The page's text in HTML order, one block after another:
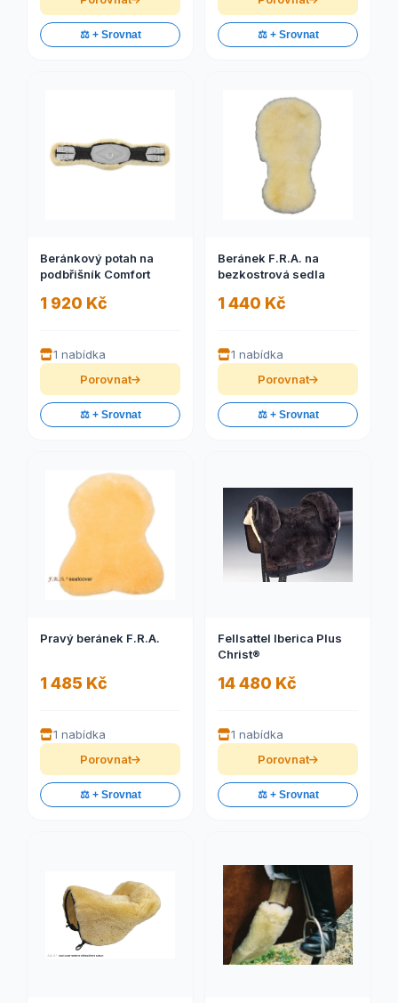
⚖️ + Srovnat ⚖️ + Srovnat
Beránkový potah na
podbřišník Comfort
1 920 Kč
1 nabídka
Porovnat
⚖️ + Srovnat
Beránek F.R.A. na
bezkostrová sedla
1 440 Kč
1 nabídka
Porovnat
⚖️ + Srovnat
Pravý beránek F.R.A.
1 485 Kč
1 nabídka
Porovnat
⚖️ + Srovnat
Fellsattel Iberica Plus
Christ®
14 480 Kč
1 nabídka
Porovnat
⚖️ + Srovnat